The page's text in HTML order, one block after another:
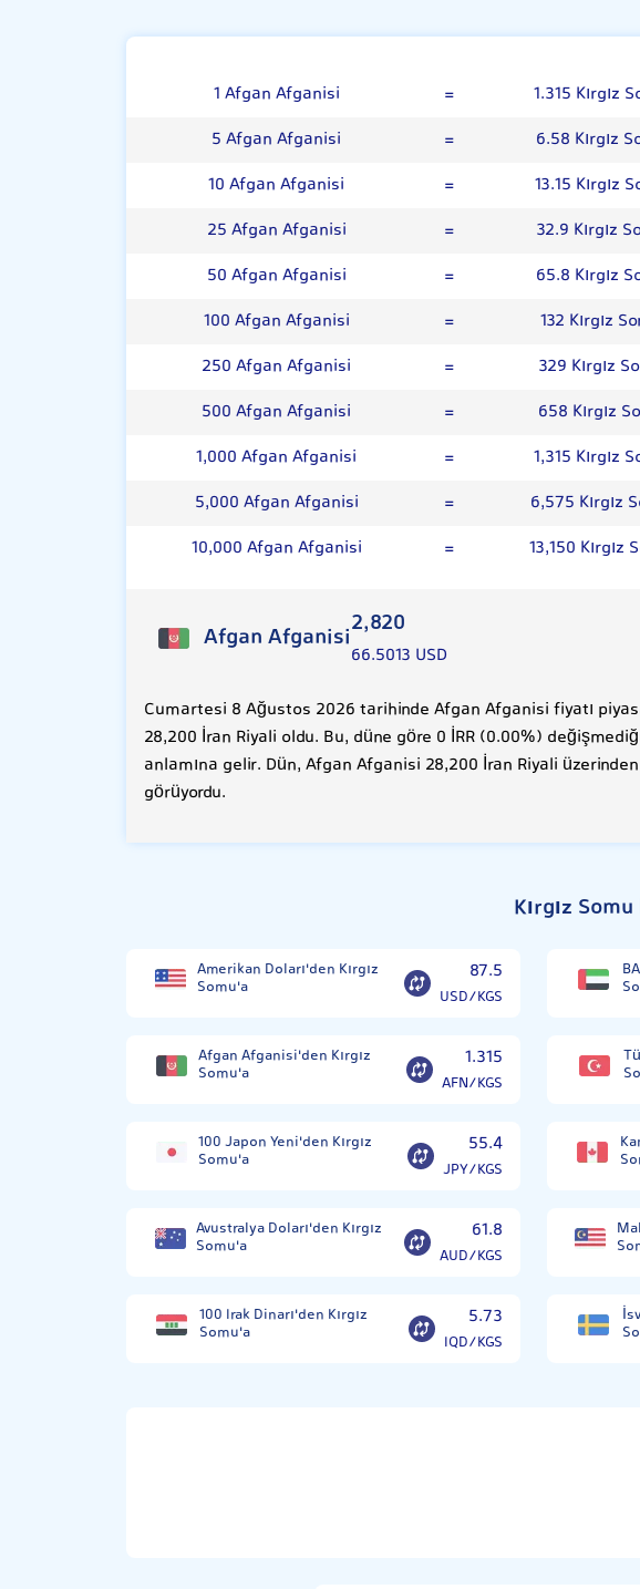
1 Afgan Afganisi =
1.315 Kırgız
5 Afgan Afganisi
=
6.58 Kırgız
10 Afgan Afganisi
=
13.15 Kırgız
25 Afgan Afganisi
=
32.9 Kırgız
50 Afgan Afganisi
=
65.8 Kırgız
100 Afgan Afganisi
=
132 Kırgız
250 Afgan Afganisi
=
329 Kırgız
500 Afgan Afganisi
=
658 Kırgız
1,000 Afgan Afganisi
=
1,315 Kırgız
5,000 Afgan Afganisi
=
6,575 Kırgız
10,000 Afgan Afganisi
= 13,150 Kırgız
Afgan Afganisi2,820
66.5013 USD
Cumartesi 8 Ağustos 2026 tarihinde Afgan Afganisi fiyatı
28,200 İran Riyali oldu. Bu, düne göre 0 İRR (0.00%)
anlamına gelir. Dün, Afgan Afganisi 28,200 İran Riyali
görüyordu.
Kırgız
Amerikan Doları'den Kırgız
Somu'a
87.5
USD/KGS
Afgan Afganisi'den Kırgız
Somu'a
1.315
AFN/KGS
100 Japon Yeni'den Kırgız
Somu'a
55.4
JPY/KGS
Avustralya Doları'den Kırgız
Somu'a
61.8
AUD/KGS
100 Irak Dinarı'den Kırgız
Somu'a
5.73
IQD/KGS